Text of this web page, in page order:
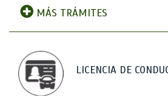
MÁS TRÁMITES
LICENCIA DE